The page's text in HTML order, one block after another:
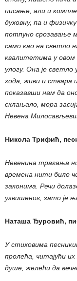
писање, али и
духовну, па и
потпуно срозавање
само као на светло
квалитетима у овом
улогу. Она је
хода, живи и ствара
показавши нам да
склањало, мора
Невена
Никола Трифић,
Невенина трагања
времена нити било
законима. Речи
узвишеног, зато је
Наташа Ђуровић,
У стиховима
пролећа, читајући
душе, желећи да